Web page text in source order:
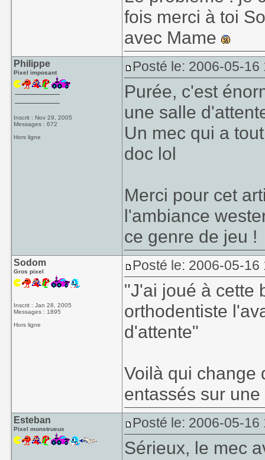
fois merci à toi
avec Mame
Philippe
Pixel imposant
Inscrit : Nov 29, 2005
Messages : 672
Hors ligne
Posté le: 2006-05-16
Purée, c'est
une salle
Un mec qui a
doc lol
Merci pour cet
l'ambiance
ce genre de jeu !
Sodom
Gros pixel
Inscrit : Jan 28, 2005
Messages : 1895
Hors ligne
Posté le: 2006-05-16
"J'ai joué à cette
orthodentiste
d'attente"
Voilà qui change
entassés sur
Esteban
Pixel monstrueux Posté le: 2006-05-16
Sérieux, le mec